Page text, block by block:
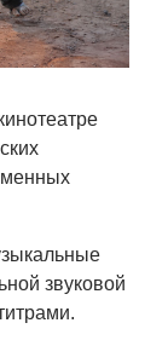
звуковой